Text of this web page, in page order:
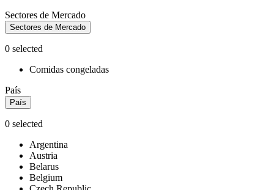
Sectores de Mercado
Sectores de Mercado
0 selected
Comidas congeladas
País
País
0 selected
Argentina
Austria
Belarus
Belgium